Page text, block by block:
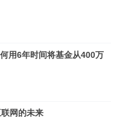
用6年时间将基金从400万
网的未来